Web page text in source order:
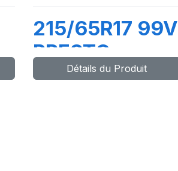
215/65R17 99V
PRESTO
Détails du Produit